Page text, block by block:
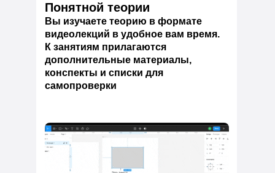
Понятной теории
Вы изучаете теорию в формате
видеолекций в удобное вам время.
К занятиям прилагаются
дополнительные материалы,
конспекты и списки для
самопроверки